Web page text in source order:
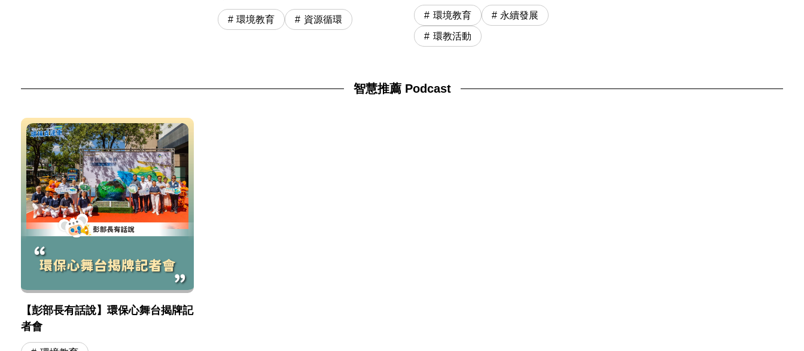
環境教育 資源循環 環境教育 永續發展
環教活動
智慧推薦 Podcast
【彭部長有話說】環保心舞台揭牌記
者會